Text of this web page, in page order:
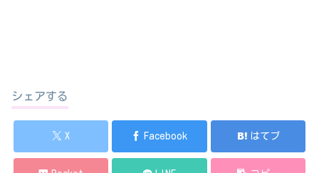
シェアする
X Facebook はてブ